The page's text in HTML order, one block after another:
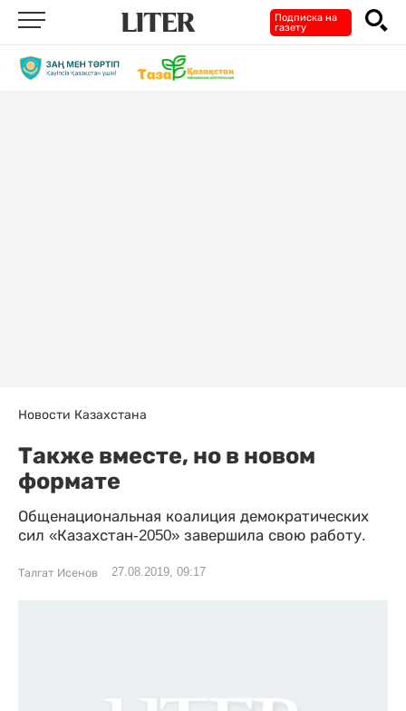
Подписка на
газету
Новости Казахстана
Также вместе, но в новом
формате
Общенациональная коалиция демократических
сил «Казахстан-2050» завершила свою работу.
Талгат Исенов 27.08.2019, 09:17